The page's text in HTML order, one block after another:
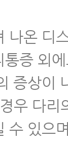
이론편
유 - 실전
유 - 실전
나온 디
증 외
증상이
우 다리
수 있으